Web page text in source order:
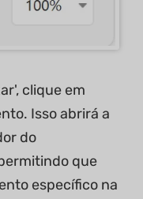
clique em
Isso abrirá a
do
que
específico na